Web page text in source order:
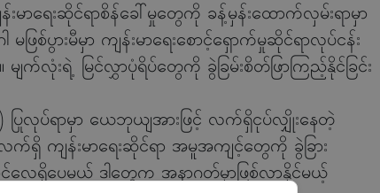
မာရေးဆိုင်ရာစိန်ခေါ်မှုတွေကို ခန့်မှန်းထောက်လှမ်းရာမှာ
ြစ်ပွားမီမှာ ကျန်းမာရေးစောင့်ရှောက်မှုဆိုင်ရာလုပ်ငန်း
းရဲ့ မြင်လွှာပုံရိပ်တွေကို ခွဲခြမ်းစိတ်ဖြာကြည့်နိုင်ခြင်း
ပြုလုပ်ရာမှာ ယေဘုယျအားဖြင့် လက်ရှိငုပ်လျှိုးနေတဲ့
က်ရှိ ကျန်းမာရေးဆိုင်ရာ အမူအကျင့်တွေကို ခွဲခြား
ဝင်လေ့ရှိပေမယ့် ဒါတွေက အနာဂတ်မှာဖြစ်လာနိုင်မယ့်